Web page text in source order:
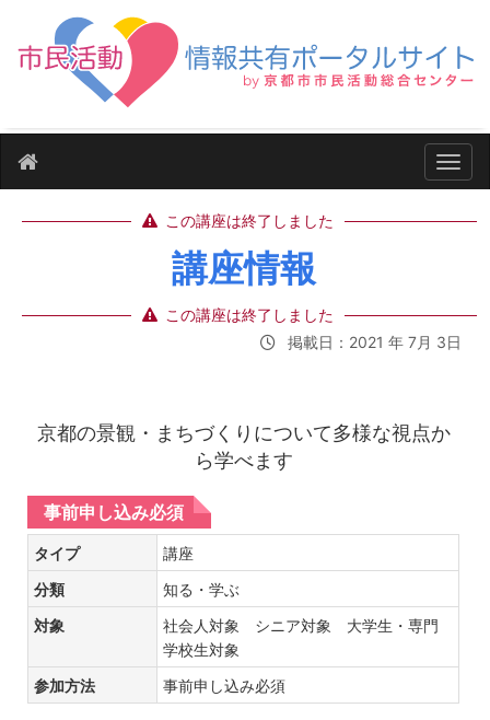
ナビ
この講座は終了しました
講座情報
この講座は終了しました
掲載日：2021 年 7月 3日
京都の景観・まちづくりについて多様な視点か
ら学べます
事前申し込み必須
タイプ 講座
分類 知る・学ぶ
対象
社会人対象 シニア対象 大学生・専門
学校生対象
参加方法 事前申し込み必須